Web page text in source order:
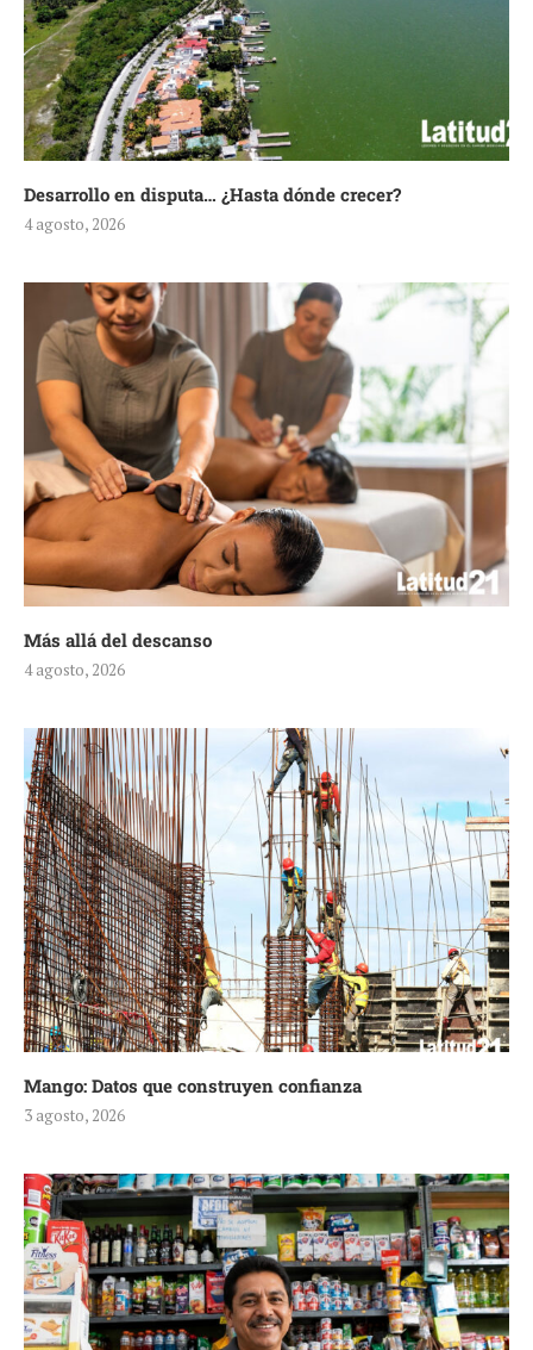
Desarrollo en disputa… ¿Hasta dónde crecer?
4 agosto, 2026
Más allá del descanso
4 agosto, 2026
Mango: Datos que construyen confianza
3 agosto, 2026